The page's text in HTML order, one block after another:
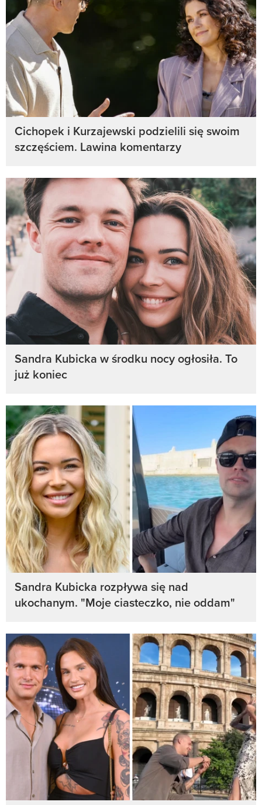
Cichopek i Kurzajewski podzielili się swoim
szczęściem. Lawina komentarzy
Sandra Kubicka w środku nocy ogłosiła. To
już koniec
Sandra Kubicka rozpływa się nad
ukochanym. "Moje ciasteczko, nie oddam"